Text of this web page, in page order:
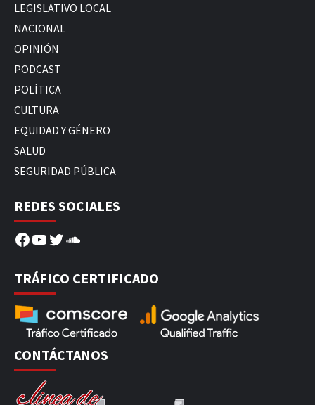
LEGISLATIVO LOCAL
NACIONAL
OPINIÓN
PODCAST
POLÍTICA
CULTURA
EQUIDAD Y GÉNERO
SALUD
SEGURIDAD PÚBLICA
REDES SOCIALES
Facebook
YouTube
Twitter
SoundCloud
TRÁFICO CERTIFICADO
CONTÁCTANOS